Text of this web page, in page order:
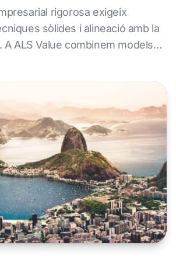
rigorosa exigeix
sòlides i alineació amb la
A ALS Value combinem models
inspeccions, garantint precisió
tributari.